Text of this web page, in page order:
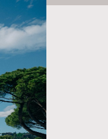
ACQUISTA ORA